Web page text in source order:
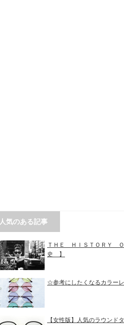
人気のある記事
ＴＨＥ ＨＩＳＴＯＲＹ
史 】
☆参考にしたくなるカラー
【女性版】人気のラウンド